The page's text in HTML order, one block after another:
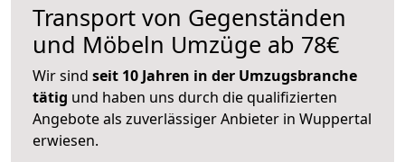
Transport von Gegenständen
und Möbeln Umzüge ab 78€
Wir sind seit 10 Jahren in der Umzugsbranche
tätig und haben uns durch die qualifizierten
Angebote als zuverlässiger Anbieter in Wuppertal
erwiesen.